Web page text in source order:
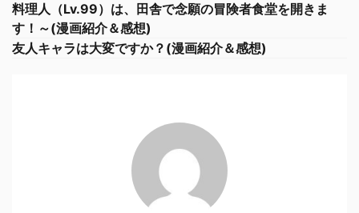
料理人（Lv.99）は、田舎で念願の冒険者食堂を開きま
す！～(漫画紹介＆感想)
友人キャラは大変ですか？(漫画紹介＆感想)